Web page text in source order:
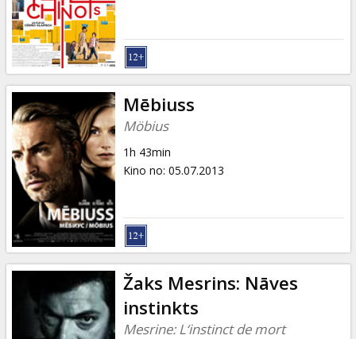
Mēbiuss
Möbius
1h 43min
Kino no: 05.07.2013
Žaks Mesrins: Nāves
instinkts
Mesrine: L‘instinct de mort